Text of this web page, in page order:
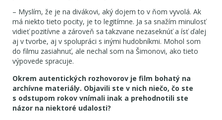
– Myslím, že je na divákovi, aký dojem to v ňom vyvolá. Ak
má niekto tieto pocity, je to legitímne. Ja sa snažím minulosť
vidieť pozitívne a zároveň sa takzvane nezaseknúť a ísť ďalej
aj v tvorbe, aj v spolupráci s inými hudobníkmi. Mohol som
do filmu zasiahnuť, ale nechal som na Šimonovi, ako tieto
výpovede spracuje.
Okrem autentických rozhovorov je film bohatý na
archívne materiály. Objavili ste v nich niečo, čo ste
s odstupom rokov vnímali inak a prehodnotili ste
názor na niektoré udalosti?